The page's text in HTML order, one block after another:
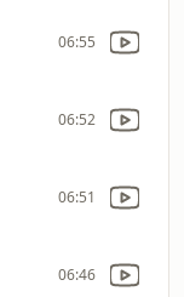
06:55
06:52
06:51
06:46